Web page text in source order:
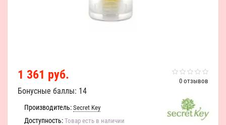
0 отзывов
1 361 руб.
Бонусные баллы: 14
Производитель: Secret Key
Доступность: Товар есть в наличии